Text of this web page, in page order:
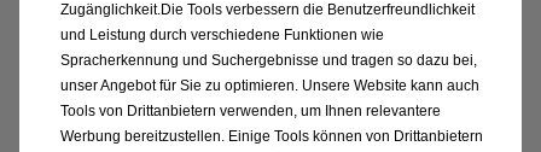
DATENSCHUTZ­
INFORMATIONEN
Zugänglichkeit.Die Tools verbessern die Benutzerfreundlichkeit
und Leistung durch verschiedene Funktionen wie
Spracherkennung und Suchergebnisse und tragen so dazu bei,
unser Angebot für Sie zu optimieren. Unsere Website kann auch
Tools von Drittanbietern verwenden, um Ihnen relevantere
Werbung bereitzustellen. Einige Tools können von Drittanbietern